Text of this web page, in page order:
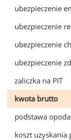
ubezpieczenie
ubezpieczenie
ubezpieczenie
ubezpieczenie
zaliczka na PIT
kwota brutto
podstawa
koszt uzyskania